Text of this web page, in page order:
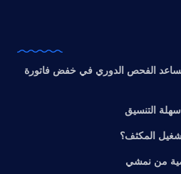
الفحص الدوري في خفض فاتورة
التنسيق
المكثف؟
من نمشي